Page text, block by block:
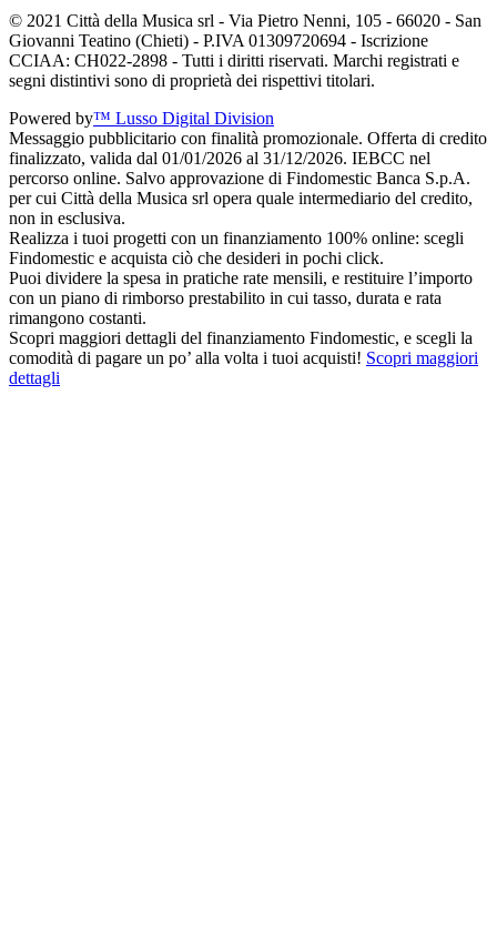
© 2021 Città della Musica srl - Via Pietro Nenni, 105 - 66020 - San
Giovanni Teatino (Chieti) - P.IVA 01309720694 - Iscrizione
CCIAA: CH022-2898 - Tutti i diritti riservati. Marchi registrati e
segni distintivi sono di proprietà dei rispettivi titolari.
Powered by™ Lusso Digital Division
Messaggio pubblicitario con finalità promozionale. Offerta di credito
finalizzato, valida dal 01/01/2026 al 31/12/2026. IEBCC nel
percorso online. Salvo approvazione di Findomestic Banca S.p.A.
per cui Città della Musica srl opera quale intermediario del credito,
non in esclusiva.
Realizza i tuoi progetti con un finanziamento 100% online: scegli
Findomestic e acquista ciò che desideri in pochi click.
Puoi dividere la spesa in pratiche rate mensili, e restituire l’importo
con un piano di rimborso prestabilito in cui tasso, durata e rata
rimangono costanti.
Scopri maggiori dettagli del finanziamento Findomestic, e scegli la
comodità di pagare un po’ alla volta i tuoi acquisti! Scopri maggiori
dettagli